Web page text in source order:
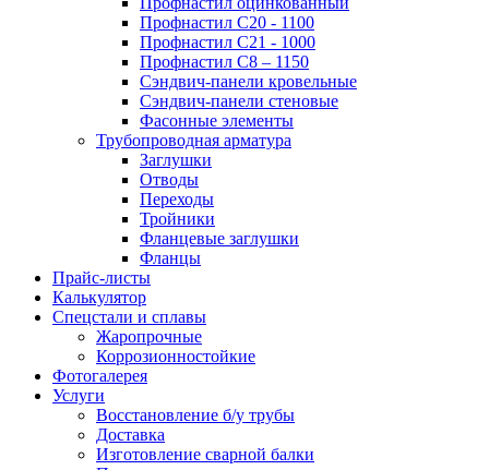
Профнастил С20 - 1100
Профнастил С21 - 1000
Профнастил С8 – 1150
Сэндвич-панели кровельные
Сэндвич-панели стеновые
Фасонные элементы
Трубопроводная арматура
Заглушки
Отводы
Переходы
Тройники
Фланцевые заглушки
Фланцы
Прайс-листы
Калькулятор
Спецстали и сплавы
Жаропрочные
Коррозионностойкие
Фотогалерея
Услуги
Восстановление б/у трубы
Доставка
Изготовление сварной балки